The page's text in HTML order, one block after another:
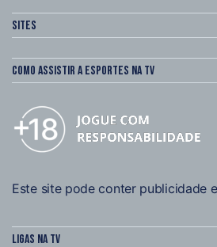
Sites
Como assistir a esportes na TV
Este site pode conter publicidade
Ligas na TV